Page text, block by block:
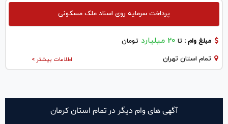
پرداخت سرمایه روی اسناد ملک مسکونی
مبلغ وام : تا 20 میلیارد تومان
اطلاعات بیشتر > تمام استان تهران
آگهی های وام دیگر در تمام استان کرمان